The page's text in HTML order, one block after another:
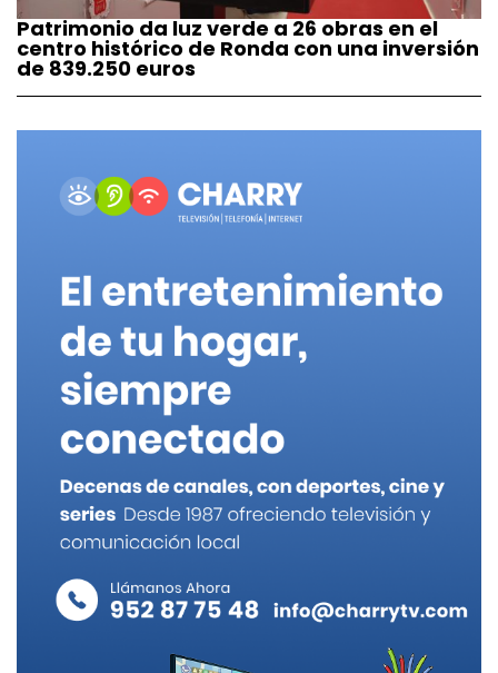
Patrimonio da luz verde a 26 obras en el
centro histórico de Ronda con una inversión
de 839.250 euros